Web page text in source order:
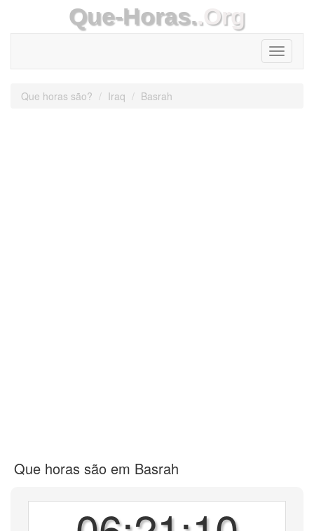
Que-Horas..Org
Toggle
Que horas são? Iraq Basrah
Que horas são em Basrah